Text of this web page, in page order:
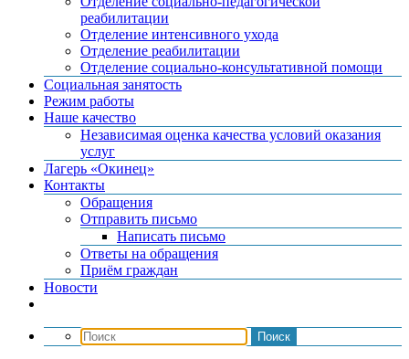
реабилитации
Отделение интенсивного ухода
Отделение реабилитации
Отделение социально-консультативной помощи
Социальная занятость
Режим работы
Наше качество
Независимая оценка качества условий оказания
услуг
Лагерь «Окинец»
Контакты
Обращения
Отправить письмо
Написать письмо
Ответы на обращения
Приём граждан
Новости